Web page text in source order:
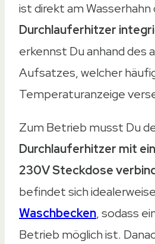
ist direkt am Wasserhahn
Durchlauferhitzer
erkennst Du anhand des
Aufsatzes, welcher
Temperaturanzeige
Zum Betrieb musst Du
Durchlauferhitzer mit
230V Steckdose
befindet sich idealerweise
Waschbecken, sodass
Betrieb möglich ist.